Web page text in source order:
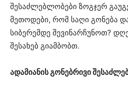
შესაძლებლობები ზოგჯერ
მეთოდები, რომ საღი გონება
სიბერემდე შევინარჩუნოთ?
შესახებ გიამბობთ.
ადამიანის გონებრივი